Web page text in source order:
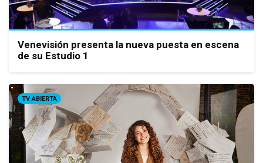
Venevisión presenta la nueva puesta en escena
de su Estudio 1
TV ABIERTA